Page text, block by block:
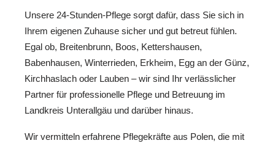
Unsere 24-Stunden-Pflege sorgt dafür, dass Sie sich in
Ihrem eigenen Zuhause sicher und gut betreut fühlen.
Egal ob, Breitenbrunn, Boos, Kettershausen,
Babenhausen, Winterrieden, Erkheim, Egg an der Günz,
Kirchhaslach oder Lauben – wir sind Ihr verlässlicher
Partner für professionelle Pflege und Betreuung im
Landkreis Unterallgäu und darüber hinaus.
Wir vermitteln erfahrene Pflegekräfte aus Polen, die mit